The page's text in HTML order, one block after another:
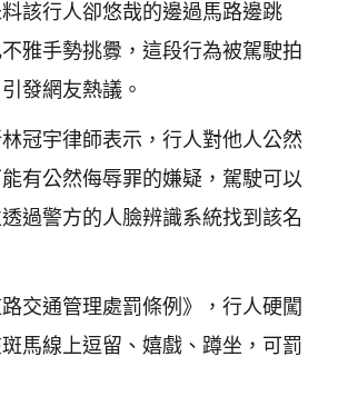
該行人卻悠哉的邊過馬路邊跳
雅手勢挑釁，這段行為被駕駛拍
發網友熱議。
冠宇律師表示，行人對他人公然
有公然侮辱罪的嫌疑，駕駛可以
過警方的人臉辨識系統找到該名
交通管理處罰條例》，行人硬闖
馬線上逗留、嬉戲、蹲坐，可罰